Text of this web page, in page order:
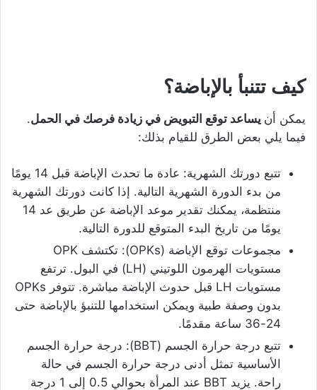
كيف تتنبأ بالإباضة؟
يمكن أن يساعد توقع التبويض في زيادة فرصك في الحمل.
فيما يلي بعض الطرق للقيام بذلك:
تتبع دورتك الشهرية: عادة ما تحدث الإباضة قبل 14 يومًا
من بدء الدورة الشهرية التالية. إذا كانت دورتك الشهرية
منتظمة، يمكنك تقدير موعد الإباضة عن طريق عد 14
يومًا من تاريخ البدء المتوقع للدورة التالية.
مجموعات توقع الإباضة (OPKs): تكتشف OPK
مستويات الهرمون اللوتيني (LH) في البول. ترتفع
مستويات LH قبل حدوث الإباضة مباشرة. تتوفر OPKs
بدون وصفة طبية ويمكن استخدامها للتنبؤ بالإباضة حتى
24-36 ساعة مقدمًا.
تتبع درجة حرارة الجسم (BBT): درجة حرارة الجسم
الأساسية تمثل أدنى درجة حرارة الجسم في حالة
راحة. يزيد BBT عند المرأة بحوالي 0.5 إلى 1 درجة